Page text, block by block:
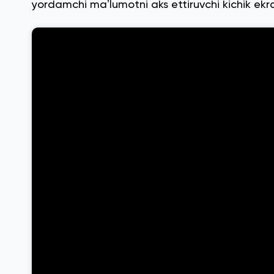
yordamchi maʼlumotni aks ettiruvchi kichik